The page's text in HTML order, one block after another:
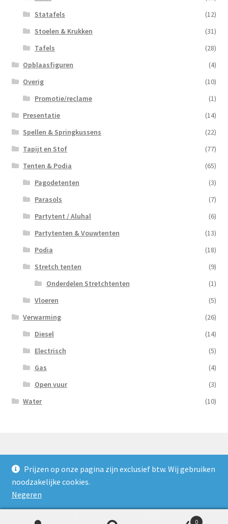
Prijzen op onze pagina zijn exclusief btw. Wij gebruiken
noodzakelijke cookies.
Negeren
Statafels
(12)
Stoelen & Krukken
(31)
Tafels
(28)
Opblaasfiguren
(4)
Overig
(10)
Promotie/reclame
(1)
Presentatie
(14)
Spellen & Springkussens
(22)
Tapijt en Stof
(77)
Tenten & Podia
(65)
Pagodetenten
(3)
Parasols
(7)
Partytent / Aluhal
(6)
Partytenten & Vouwtenten
(13)
Podia
(18)
Stretch tenten
(9)
Onderdelen Stretchtenten
(1)
Vloeren
(5)
Verwarming
(26)
Diesel
(14)
Electrisch
(5)
Gas
(4)
Open vuur
(3)
Water
(10)
© Nooijens Verhuur 2026
Privacybeleid
Gebouwd met WooCommerce
0